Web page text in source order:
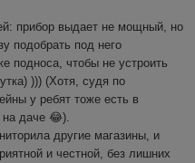
прибор выдает не мощный, но
подобрать под него
подноса, чтобы не устроить
))) (Хотя, судя по
у ребят тоже есть в
даче 😂).
другие магазины, и
и честной, без лишних